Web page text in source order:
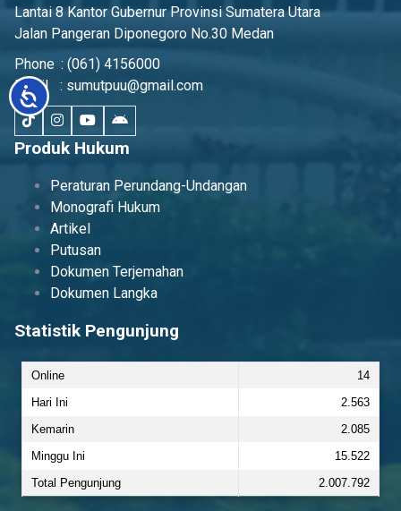
Accessibility
Lantai 8 Kantor Gubernur Provinsi Sumatera Utara
Jalan Pangeran Diponegoro No.30 Medan
Phone : (061) 4156000
Email
: sumutpuu@gmail.com
Produk Hukum
Peraturan Perundang-Undangan
Monografi Hukum
Artikel
Putusan
Dokumen Terjemahan
Dokumen Langka
Statistik Pengunjung
Online
14
Hari Ini
2.563
Kemarin
2.085
Minggu Ini
15.522
Total Pengunjung
2.007.792